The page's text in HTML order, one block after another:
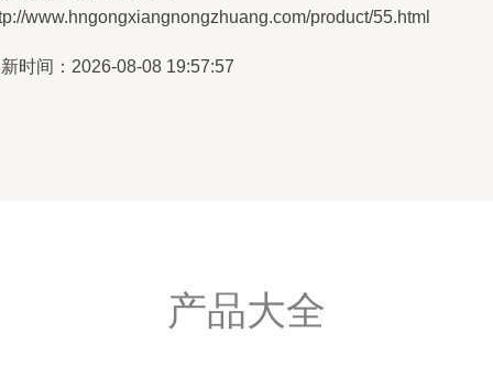
www.hngongxiangnongzhuang.com/product/55.html
时间：2026-08-08 19:57:57
产品大全